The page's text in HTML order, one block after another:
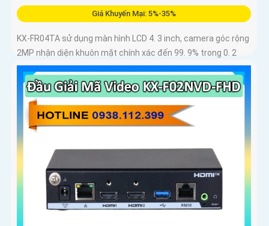
Giá Khuyến Mại: 5%-35%
KX-FR04TA sử dụng màn hình LCD 4. 3 inch, camera góc rộng
2MP nhận diện khuôn mặt chính xác đến 99. 9% trong 0. 2
giây